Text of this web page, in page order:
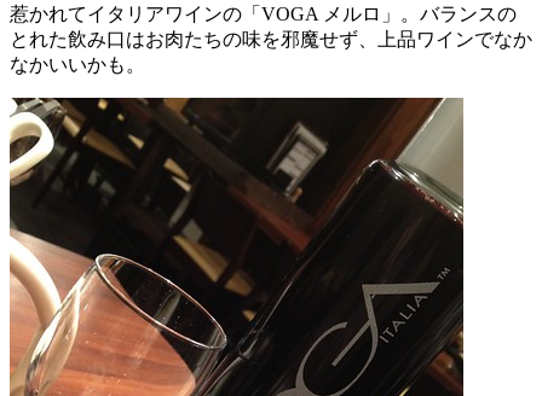
惹かれてイタリアワインの「VOGA メルロ」。バランスの
とれた飲み口はお肉たちの味を邪魔せず、上品ワインでなか
なかいいかも。